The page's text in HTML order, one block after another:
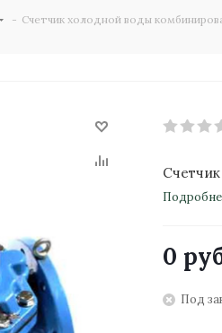
- Счетчик холодной воды
0
Под